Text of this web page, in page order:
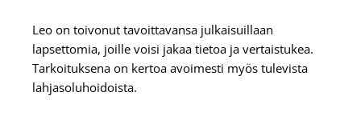
Leo on toivonut tavoittavansa julkaisuillaan
lapsettomia, joille voisi jakaa tietoa ja vertaistukea.
Tarkoituksena on kertoa avoimesti myös tulevista
lahjasoluhoidoista.